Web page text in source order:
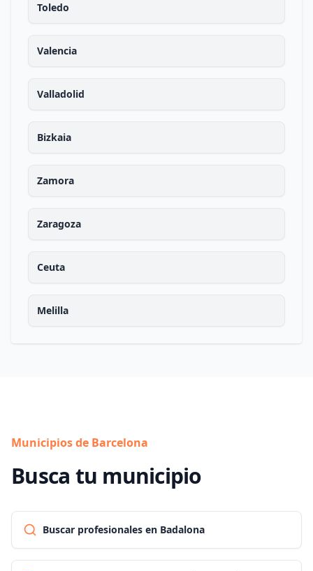
Toledo
Valencia
Valladolid
Bizkaia
Zamora
Zaragoza
Ceuta
Melilla
Municipios de Barcelona
Busca tu municipio
Buscar profesionales en Badalona